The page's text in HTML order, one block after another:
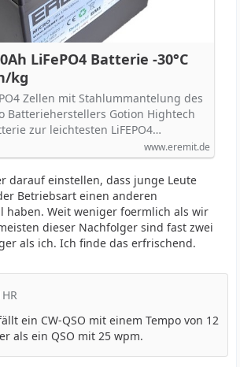
LiFePO4 Batterie -30°C
kg
Zellen mit Stahlummantelung des
Batterieherstellers Gotion Hightech
zur leichtesten LiFEPO4…
www.eremit.de
darauf einstellen, dass junge Leute
Betriebsart einen anderen
haben. Weit weniger foermlich als wir
dieser Nachfolger sind fast zwei
als ich. Ich finde das erfrischend.
ein CW-QSO mit einem Tempo von 12
als ein QSO mit 25 wpm.